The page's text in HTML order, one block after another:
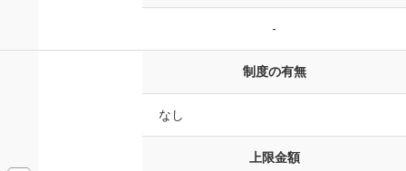
-
制度の有無
なし
上限金額